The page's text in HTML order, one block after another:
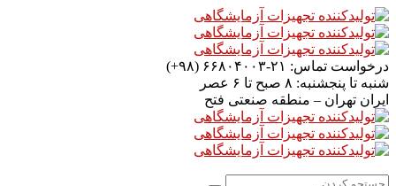
درخواست تماس: ۲۱-۶۶۸۰۴۰۰۳ (۹۸+)
شنبه تا پنجشنبه: ۸ صبح تا ۶ عصر
ایران تهران – منطقه صنعتی فتح